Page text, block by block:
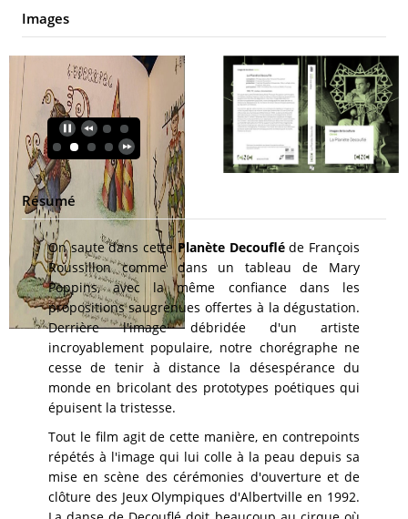
Images
Résumé
On saute dans cettePlanète Decoufléde François
Roussillon comme dans un tableau de Mary
Poppins, avec la même confiance dans les
propositions saugrenues offertes à la dégustation.
Derrière l'image débridée d'un artiste
incroyablement populaire, notre chorégraphe ne
cesse de tenir à distance la désespérance du
monde en bricolant des prototypes poétiques qui
épuisent la tristesse.
Tout le film agit de cette manière, en contrepoints
répétés à l'image qui lui colle à la peau depuis sa
mise en scène des cérémonies d'ouverture et de
clôture des Jeux Olympiques d'Albertville en 1992.